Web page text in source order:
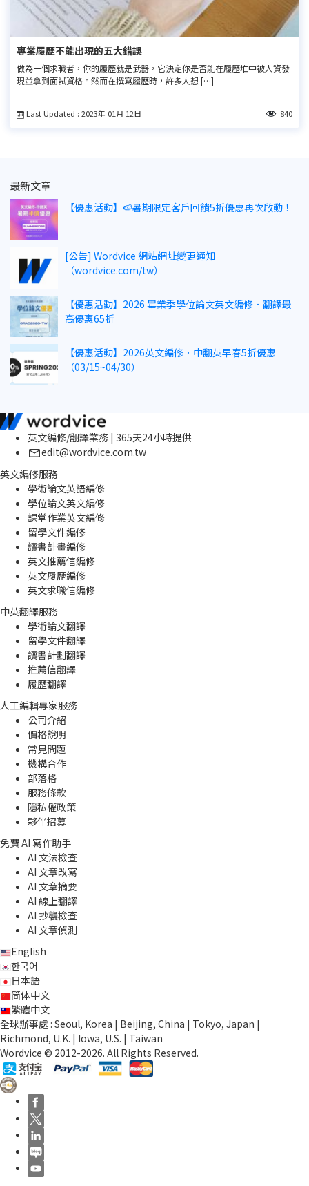
專業履歷不能出現的五大錯誤
做為一個求職者，你的履歷就是武器，它決定你是否能在履歷堆中被人資發
現並拿到面試資格。然而在撰寫履歷時，許多人想 […]
Last Updated : 2023年 01月 12日 840
最新文章
【優惠活動】🍉暑期限定客戶回饋5折優惠再次啟動！
[公告] Wordvice 網站網址變更通知
（wordvice.com/tw）
【優惠活動】2026 畢業季學位論文英文編修．翻譯最
高優惠65折
【優惠活動】2026英文編修．中翻英早春5折優惠
（03/15~04/30）
英文編修/翻譯業務 | 365天24小時提供
edit@wordvice.com.tw
英文編修服務
學術論文英語編修
學位論文英文編修
課堂作業英文編修
留學文件編修
讀書計畫編修
英文推薦信編修
英文履歷編修
英文求職信編修
中英翻譯服務
學術論文翻譯
留學文件翻譯
讀書計劃翻譯
推薦信翻譯
履歷翻譯
人工編輯專家服務
公司介紹
價格說明
常見問題
機構合作
部落格
服務條款
隱私權政策
夥伴招募
免費 AI 寫作助手
AI 文法檢查
AI 文章改寫
AI 文章摘要
AI 線上翻譯
AI 抄襲檢查
AI 文章偵測
English
한국어
日本語
简体中文
繁體中文
全球辦事處 : Seoul, Korea | Beijing, China | Tokyo, Japan |
Richmond, U.K. | Iowa, U.S. | Taiwan
Wordvice © 2012-2026. All Rights Reserved.